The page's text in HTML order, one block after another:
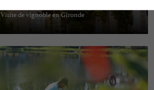
Visite de vignoble en Gironde